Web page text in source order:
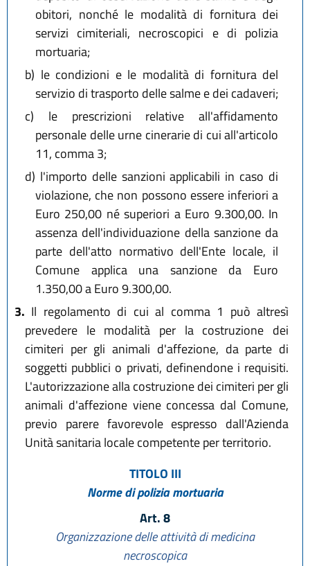
obitori, nonché le modalità di fornitura dei
servizi cimiteriali, necroscopici e di polizia
mortuaria;
b) le condizioni e le modalità di fornitura del
servizio di trasporto delle salme e dei cadaveri;
c) le prescrizioni relative all'affidamento
personale delle urne cinerarie di cui all'articolo
11, comma 3;
d) l'importo delle sanzioni applicabili in caso di
violazione, che non possono essere inferiori a
Euro 250,00 né superiori a Euro 9.300,00. In
assenza dell'individuazione della sanzione da
parte dell'atto normativo dell'Ente locale, il
Comune applica una sanzione da Euro
1.350,00 a Euro 9.300,00.
3. Il regolamento di cui al comma 1 può altresì
prevedere le modalità per la costruzione dei
cimiteri per gli animali d'affezione, da parte di
soggetti pubblici o privati, definendone i requisiti.
L'autorizzazione alla costruzione dei cimiteri per gli
animali d'affezione viene concessa dal Comune,
previo parere favorevole espresso dall'Azienda
Unità sanitaria locale competente per territorio.
TITOLO III
Norme di polizia mortuaria
Art. 8
Organizzazione delle attività di medicina
necroscopica